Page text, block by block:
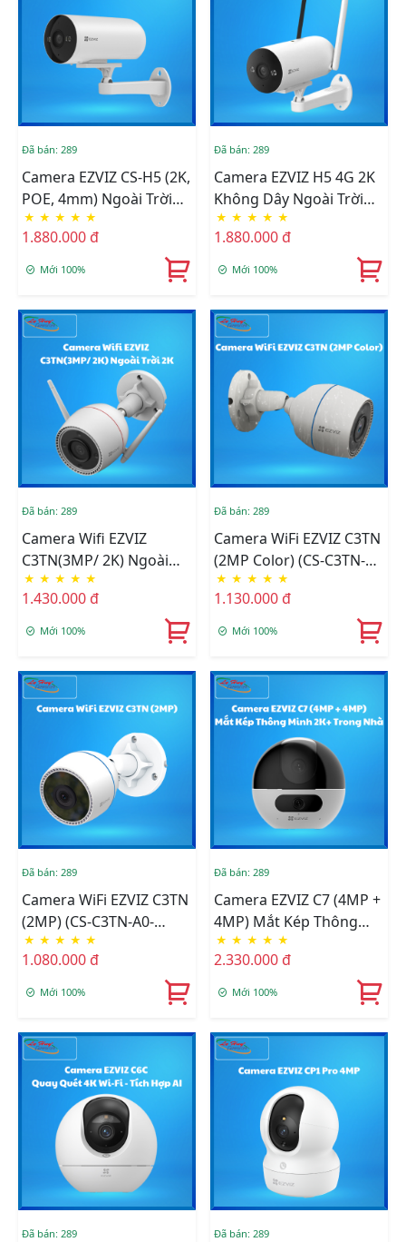
Đã bán: 289
Camera EZVIZ CS-H5 (2K,
POE, 4mm) Ngoài Trời
(CS-H5-R201-
1H3EKFL(4mm))
★ ★ ★ ★ ★
1.880.000 đ
Mới 100%
Đã bán: 289
Camera EZVIZ H5 4G 2K
Không Dây Ngoài Trời
(CS-H5-R201-
1H3KFL4GA(4mm))
★ ★ ★ ★ ★
1.880.000 đ
Mới 100%
Đã bán: 289
Camera Wifi EZVIZ
C3TN(3MP/ 2K) Ngoài
Trời 2K (CS-C3TN-A0-
1H3WKFL(2.8mm))
★ ★ ★ ★ ★
1.430.000 đ
Mới 100%
Đã bán: 289
Camera WiFi EZVIZ C3TN
(2MP Color) (CS-C3TN-
A0-1H2WFL(2.8mm))
★ ★ ★ ★ ★
1.130.000 đ
Mới 100%
Đã bán: 289
Camera WiFi EZVIZ C3TN
(2MP) (CS-C3TN-A0-
1H2WF(2.8mm))
★ ★ ★ ★ ★
1.080.000 đ
Mới 100%
Đã bán: 289
Camera EZVIZ C7 (4MP +
4MP) Mắt Kép Thông
Minh 2K+ Trong Nhà (CS-
C7-R100-8G44WF)
★ ★ ★ ★ ★
2.330.000 đ
Mới 100%
Đã bán: 289 Đã bán: 289